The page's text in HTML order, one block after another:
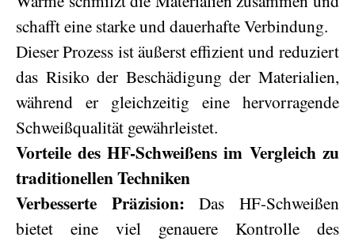
schafft eine starke und dauerhafte Verbindung.
Dieser Prozess ist äußerst effizient und reduziert
das Risiko der Beschädigung der Materialien,
während er gleichzeitig eine hervorragende
Schweißqualität gewährleistet.
Vorteile des HF-Schweißens im Vergleich zu
traditionellen Techniken
Verbesserte Präzision: Das HF-Schweißen
bietet eine viel genauere Kontrolle des